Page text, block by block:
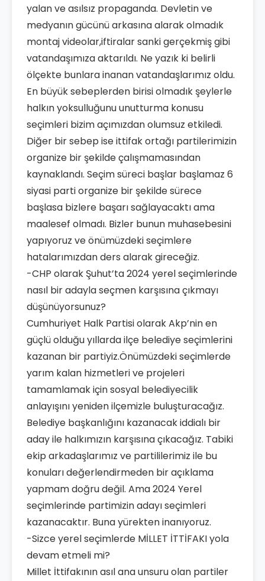
yalan ve asılsız propaganda. Devletin ve
medyanın gücünü arkasına alarak olmadık
montaj videolar,iftiralar sanki gerçekmiş gibi
vatandaşımıza aktarıldı. Ne yazık ki belirli
ölçekte bunlara inanan vatandaşlarımız oldu.
En büyük sebeplerden birisi olmadık şeylerle
halkın yoksulluğunu unutturma konusu
seçimleri bizim açımızdan olumsuz etkiledi.
Diğer bir sebep ise ittifak ortağı partilerimizin
organize bir şekilde çalışmamasından
kaynaklandı. Seçim süreci başlar başlamaz 6
siyasi parti organize bir şekilde sürece
başlasa bizlere başarı sağlayacaktı ama
maalesef olmadı. Bizler bunun muhasebesini
yapıyoruz ve önümüzdeki seçimlere
hatalarımızdan ders alarak gireceğiz.
-CHP olarak Şuhut’ta 2024 yerel seçimlerinde
nasıl bir adayla seçmen karşısına çıkmayı
düşünüyorsunuz?
Cumhuriyet Halk Partisi olarak Akp’nin en
güçlü olduğu yıllarda ilçe belediye seçimlerini
kazanan bir partiyiz.Önümüzdeki seçimlerde
yarım kalan hizmetleri ve projeleri
tamamlamak için sosyal belediyecilik
anlayışını yeniden ilçemizle buluşturacağız.
Belediye başkanlığını kazanacak iddialı bir
aday ile halkımızın karşısına çıkacağız. Tabiki
ekip arkadaşlarımız ve partililerimiz ile bu
konuları değerlendirmeden bir açıklama
yapmam doğru değil. Ama 2024 Yerel
seçimlerinde partimizin adayı seçimleri
kazanacaktır. Buna yürekten inanıyoruz.
-Sizce yerel seçimlerde MİLLET İTTİFAKI yola
devam etmeli mi?
Millet İttifakının asıl ana unsuru olan partiler